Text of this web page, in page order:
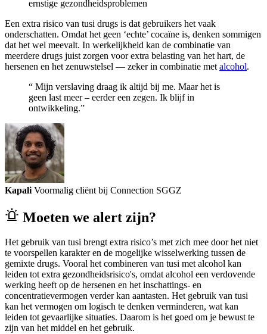
ernstige gezondheidsproblemen
Een extra risico van tusi drugs is dat gebruikers het vaak
onderschatten. Omdat het geen ‘echte’ cocaïne is, denken sommigen
dat het wel meevalt. In werkelijkheid kan de combinatie van
meerdere drugs juist zorgen voor extra belasting van het hart, de
hersenen en het zenuwstelsel — zeker in combinatie met alcohol.
“ Mijn verslaving draag ik altijd bij me. Maar het is
geen last meer – eerder een zegen. Ik blijf in
ontwikkeling.”
Kapali Voormalig cliënt bij Connection SGGZ
Moeten we alert zijn?
Het gebruik van tusi brengt extra risico’s met zich mee door het niet
te voorspellen karakter en de mogelijke wisselwerking tussen de
gemixte drugs. Vooral het combineren van tusi met alcohol kan
leiden tot extra gezondheidsrisico's, omdat alcohol een verdovende
werking heeft op de hersenen en het inschattings- en
concentratievermogen verder kan aantasten. Het gebruik van tusi
kan het vermogen om logisch te denken verminderen, wat kan
leiden tot gevaarlijke situaties. Daarom is het goed om je bewust te
zijn van het middel en het gebruik.